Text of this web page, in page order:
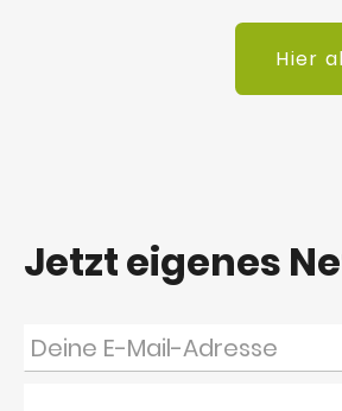
Hier
Jetzt eigenes